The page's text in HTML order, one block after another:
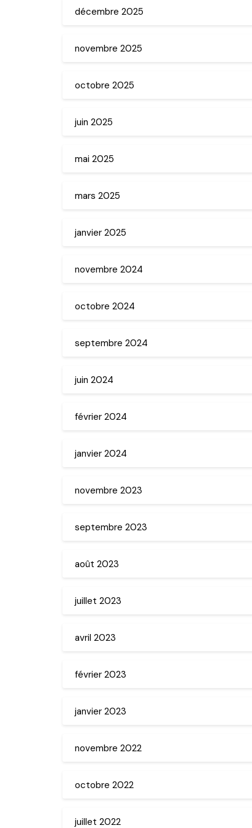
décembre 2025
novembre 2025
octobre 2025
juin 2025
mai 2025
mars 2025
janvier 2025
novembre 2024
octobre 2024
septembre 2024
juin 2024
février 2024
janvier 2024
novembre 2023
septembre 2023
août 2023
juillet 2023
avril 2023
février 2023
janvier 2023
novembre 2022
octobre 2022
juillet 2022